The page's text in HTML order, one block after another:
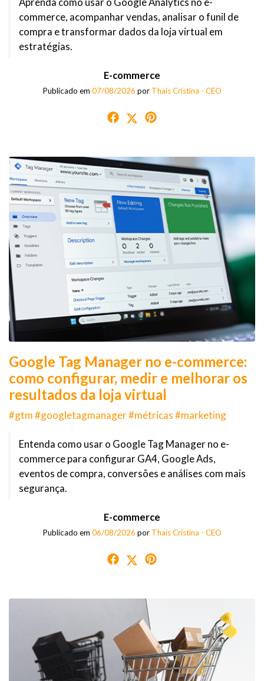
commerce, acompanhar vendas, analisar o funil de
compra e transformar dados da loja virtual em
estratégias.
E-commerce
Publicado em 07/08/2026 por Thaís Cristina - CEO
Google Tag Manager no e-commerce:
como configurar, medir e melhorar os
resultados da loja virtual
#gtm #googletagmanager #métricas #marketing
Entenda como usar o Google Tag Manager no e-
commerce para configurar GA4, Google Ads,
eventos de compra, conversões e análises com mais
segurança.
E-commerce
Publicado em 06/08/2026 por Thaís Cristina - CEO